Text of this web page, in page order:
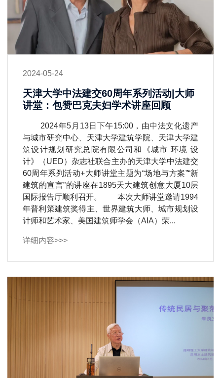
2024-05-24
天津大学中法建交60周年系列活动|大师
讲堂：包赞巴克夫妇学术讲座回顾
2024年5月13日下午15:00，由中法文化遗产
与城市研究中心、天津大学建筑学院、天津大学建
筑设计规划研究总院有限公司和《城市 环境 设
计》（UED）杂志社联合主办的天津大学中法建交
60周年系列活动+大师讲堂主题为“场地与方案”“新
建筑的宣言”的讲座在1895天大建筑创意大厦10层
国际报告厅顺利召开。 本次大师讲堂邀请1994
年普利策建筑奖得主、世界建筑大师、城市规划设
计师和艺术家、美国建筑师学会（AIA）荣...
详细内容>>>